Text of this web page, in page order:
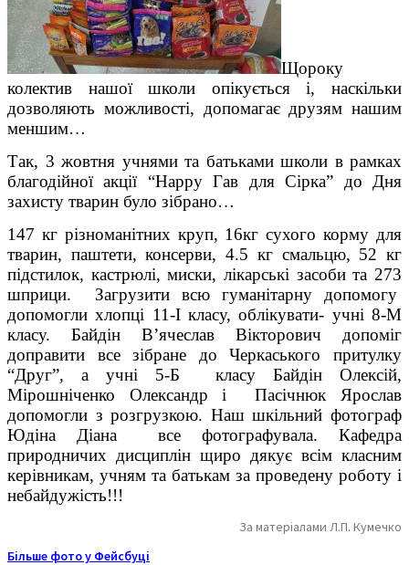
Щороку
колектив нашої школи опікується і, наскільки
дозволяють можливості, допомагає друзям нашим
меншим…
Так, 3 жовтня учнями та батьками школи в рамках
благодійної акції “Happy Гав для Сірка” до Дня
захисту тварин було зібрано…
147 кг різноманітних круп, 16кг сухого корму для
тварин, паштети, консерви, 4.5 кг смальцю, 52 кг
підстилок, кастрюлі, миски, лікарські засоби та 273
шприци. Загрузити всю гуманітарну допомогу
допомогли хлопці 11-І класу, облікувати- учні 8-М
класу. Байдін В’ячеслав Вікторович допоміг
доправити все зібране до Черкаського притулку
“Друг”, а учні 5-Б класу Байдін Олексій,
Мірошніченко Олександр і Пасічнюк Ярослав
допомогли з розгрузкою. Наш шкільний фотограф
Юдіна Діана все фотографувала. Кафедра
природничих дисциплін щиро дякує всім класним
керівникам, учням та батькам за проведену роботу і
небайдужість!!!
За матеріалами Л.П. Кумечко
Більше фото у Фейсбуці